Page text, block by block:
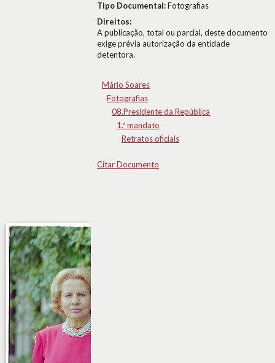
Tipo Documental:Fotografias
Direitos:
A publicação, total ou parcial, deste documento
exige prévia autorização da entidade
detentora.
Mário Soares
Fotografias
08.Presidente da República
1.º mandato
Retratos oficiais
Citar Documento